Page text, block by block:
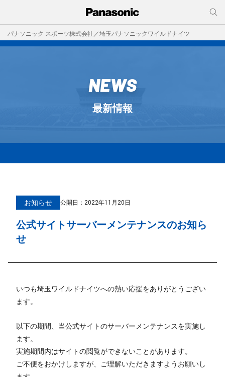
パナソニック スポーツ株式会社／埼玉パナソニックワイルドナイツ
NEWS
最新情報
お知らせ 公開日： 2022年11月20日
公式サイトサーバーメンテナンスのお知ら
せ
いつも埼玉ワイルドナイツへの熱い応援をありがとうござい
ます。
以下の期間、当公式サイトのサーバーメンテナンスを実施し
ます。
実施期間内はサイトの閲覧ができないことがあります。
ご不便をおかけしますが、ご理解いただきますようお願いし